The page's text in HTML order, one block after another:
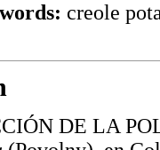
creole
DE LA